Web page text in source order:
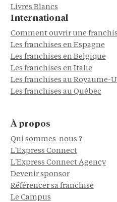
Livres Blancs
International
Comment ouvrir une
Les franchises en Espagne
Les franchises en Belgique
Les franchises en Italie
Les franchises au Royaume-
Les franchises au Québec
À propos
Qui sommes-nous ?
L'Express Connect
L'Express Connect Agency
Devenir sponsor
Référencer sa franchise
Le Campus